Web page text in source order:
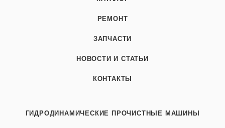
РЕМОНТ
ЗАПЧАСТИ
НОВОСТИ И СТАТЬИ
КОНТАКТЫ
ГИДРОДИНАМИЧЕСКИЕ ПРОЧИСТНЫЕ МАШИНЫ